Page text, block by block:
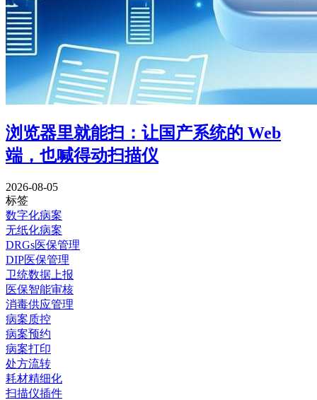
浏览器里就能扫：让国产系统的 Web
端，也喊得动扫描仪
2026-08-05
标签
数字化病案
无纸化病案
DRGs医保管理
DIP医保管理
卫统数据上报
医保智能审核
消毒供应管理
病案质控
病案预约
病案打印
处方流转
耗材精细化
扫描仪插件